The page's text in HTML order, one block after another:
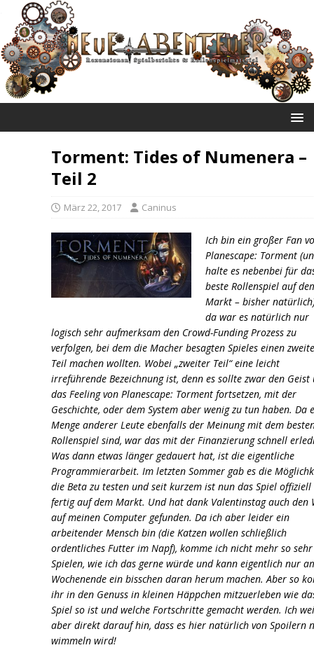
Torment: Tides of Numenera –
Teil 2
März 22, 2017 Caninus
Ich bin ein großer Fan
Planescape: Torment
halte es nebenbei für
beste Rollenspiel auf
Markt – bisher
da war es natürlich nur
logisch sehr aufmerksam den Crowd-Funding Prozess zu
verfolgen, bei dem die Macher besagten Spieles einen
Teil machen wollten. Wobei „zweiter Teil“ eine leicht
irreführende Bezeichnung ist, denn es sollte zwar den Geist
das Feeling von Planescape: Torment fortsetzen, mit der
Geschichte, oder dem System aber wenig zu tun haben. Da
Menge anderer Leute ebenfalls der Meinung mit dem
Rollenspiel sind, war das mit der Finanzierung schnell
Was dann etwas länger gedauert hat, ist die eigentliche
Programmierarbeit. Im letzten Sommer gab es die
die Beta zu testen und seit kurzem ist nun das Spiel
fertig auf dem Markt. Und hat dank Valentinstag auch den
auf meinen Computer gefunden. Da ich aber leider ein
arbeitender Mensch bin (die Katzen wollen schließlich
ordentliches Futter im Napf), komme ich nicht mehr so
Spielen, wie ich das gerne würde und kann eigentlich nur
Wochenende ein bisschen daran herum machen. Aber so
ihr in den Genuss in kleinen Häppchen mitzuerleben wie
Spiel so ist und welche Fortschritte gemacht werden. Ich
aber direkt darauf hin, dass es hier natürlich von Spoilern
wimmeln wird!